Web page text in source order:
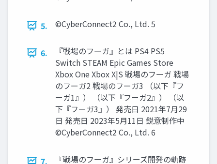
5. ©CyberConnect2 Co., Ltd. 5
6.
『戦場のフーガ』とは PS4 PS5
Switch STEAM Epic Games Store
Xbox One Xbox X|S 戦場のフーガ 戦場
のフーガ2 戦場のフーガ3 （以下『フ
ーガ1』） （以下『フーガ2』） （以
下『フーガ3』） 発売日 2021年7月29
日 発売日 2023年5月11日 鋭意制作中
©CyberConnect2 Co., Ltd. 6
7.
『戦場のフーガ』シリーズ開発の軌跡